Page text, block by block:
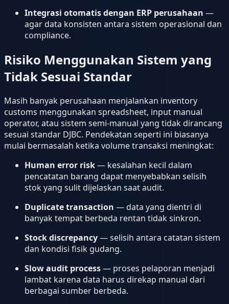
Integrasi otomatis dengan ERP perusahaan —
agar data konsisten antara sistem operasional dan
compliance.
Risiko Menggunakan Sistem yang
Tidak Sesuai Standar
Masih banyak perusahaan menjalankan inventory
customs menggunakan spreadsheet, input manual
operator, atau sistem semi-manual yang tidak dirancang
sesuai standar DJBC. Pendekatan seperti ini biasanya
mulai bermasalah ketika volume transaksi meningkat:
Human error risk— kesalahan kecil dalam
pencatatan barang dapat menyebabkan selisih
stok yang sulit dijelaskan saat audit.
Duplicate transaction — data yang dientri di
banyak tempat berbeda rentan tidak sinkron.
Stock discrepancy— selisih antara catatan sistem
dan kondisi fisik gudang.
Slow audit process— proses pelaporan menjadi
lambat karena data harus direkap manual dari
berbagai sumber berbeda.